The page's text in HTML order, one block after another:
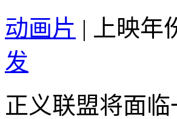
动画片 | 上映年
发
正义联盟将面